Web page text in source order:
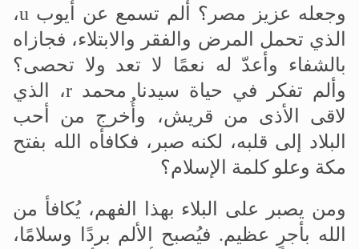
وجعله عزيز مصر؟ ألم تسمع عن أيوب u،
الذي تحمل المرض والفقر والابتلاء، فجازاه
بالشفاء وأعدّ له نعمًا لا تعد ولا تحصى؟
وألم تفكر في حياة سيدنا محمد r، الذي
لاقى الأذى من قريش، وأُخرج من أحب
البلاد إلى قلبه، لكنه صبر، فكافأه الله بفتح
مكة وعلو كلمة الإسلام؟
ومن يصبر على البلاء بهذا الفهم، يُكافأ من
الله بأجرٍ عظيم. فيُصبح الألم بردًا وسلامًا،